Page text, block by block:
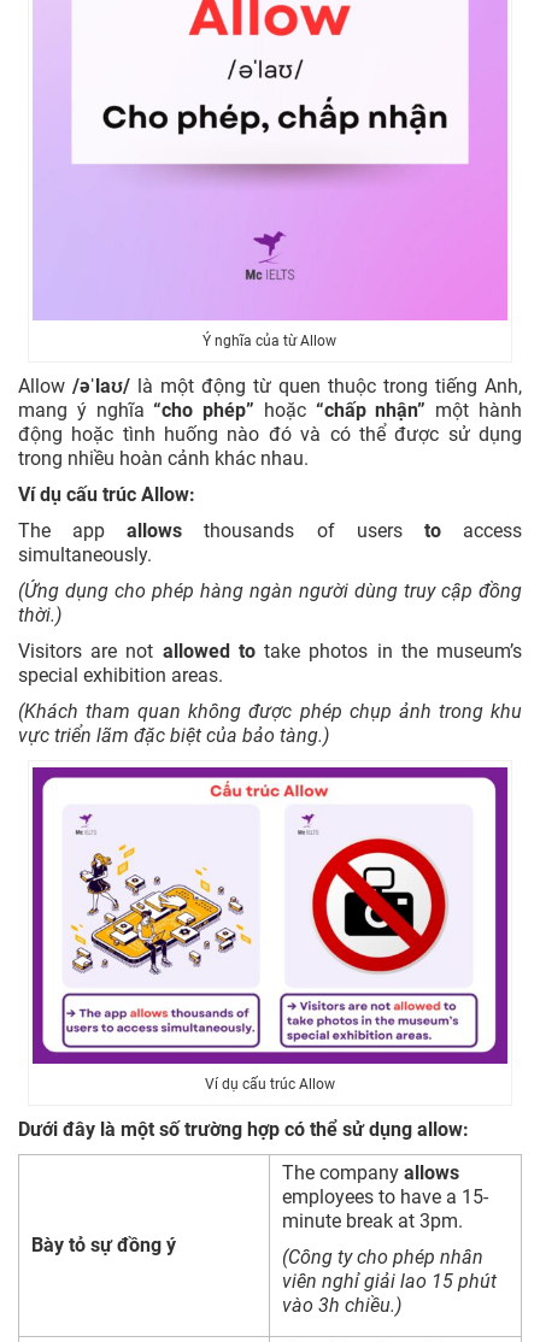
Ý nghĩa của từ Allow
Allow /əˈlaʊ/ là một động từ quen thuộc trong tiếng Anh,
mang ý nghĩa“cho phép” hoặc “chấp nhận” một hành
động hoặc tình huống nào đó và có thể được sử dụng
trong nhiều hoàn cảnh khác nhau.
Ví dụ cấu trúc Allow:
The appallows thousands of users toaccess
simultaneously.
(Ứng dụng cho phép hàng ngàn người dùng truy cập đồng
thời.)
Visitors are not allowed totake photos in the museum’s
special exhibition areas.
(Khách tham quan không được phép chụp ảnh trong khu
vực triển lãm đặc biệt của bảo tàng.)
Ví dụ cấu trúc Allow
Dưới đây là một số trường hợp có thể sử dụng allow:
Bày tỏ sự đồng ý
The company allows
employees to have a 15-
minute break at 3pm.
(Công ty cho phép nhân
viên nghỉ giải lao 15 phút
vào 3h chiều.)